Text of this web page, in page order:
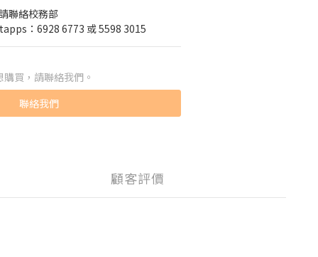
聯絡校務部
：6928 6773 或 5598 3015
購買，請聯絡我們。
聯絡我們
顧客評價